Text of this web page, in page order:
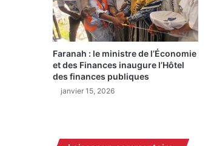
n
d
u
a
u
3
9
m
Faranah : le ministre de l’Économie
et des Finances inaugure l’Hôtel
des finances publiques
janvier 15, 2026